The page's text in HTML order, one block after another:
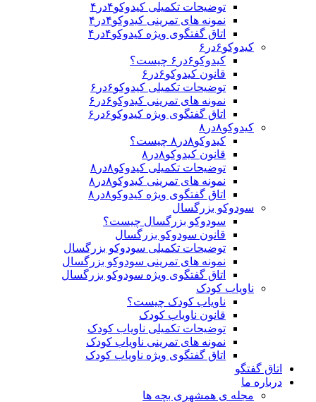
توضیحات تکمیلی کیدوکو۴در۴
نمونه های تمرینی کیدوکو۴در۴
اتاق گفتگوی ویژه کیدوکو۴در۴
کیدوکو۶در۶
کیدوکو۶در۶ چیست؟
قانون کیدوکو۶در۶
توضیحات تکمیلی کیدوکو۶در۶
نمونه های تمرینی کیدوکو۶در۶
اتاق گفتگوی ویژه کیدوکو۶در۶
کیدوکو۸در۸
کیدوکو۸در۸ چیست؟
قانون کیدوکو۸در۸
توضیحات تکمیلی کیدوکو۸در۸
نمونه های تمرینی کیدوکو۸در۸
اتاق گفتگوی ویژه کیدوکو۸در۸
سودوکو بزرگسال
سودوکو بزرگسال چیست؟
قانون سودوکو بزرگسال
توضیحات تکمیلی سودوکو بزرگسال
نمونه های تمرینی سودوکو بزرگسال
اتاق گفتگوی ویژه سودوکو بزرگسال
ناویاب کودک
ناویاب کودک چیست؟
قانون ناویاب کودک
توضیحات تکمیلی ناویاب کودک
نمونه های تمرینی ناویاب کودک
اتاق گفتگوی ویژه ناویاب کودک
اتاق گفتگو
درباره ما
مجله ی همشهری بچه ها